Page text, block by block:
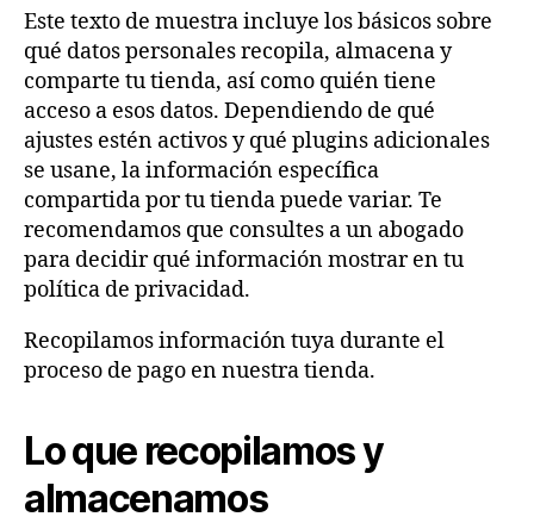
Este texto de muestra incluye los básicos sobre
qué datos personales recopila, almacena y
comparte tu tienda, así como quién tiene
acceso a esos datos. Dependiendo de qué
ajustes estén activos y qué plugins adicionales
se usane, la información específica
compartida por tu tienda puede variar. Te
recomendamos que consultes a un abogado
para decidir qué información mostrar en tu
política de privacidad.
Recopilamos información tuya durante el
proceso de pago en nuestra tienda.
Lo que recopilamos y
almacenamos